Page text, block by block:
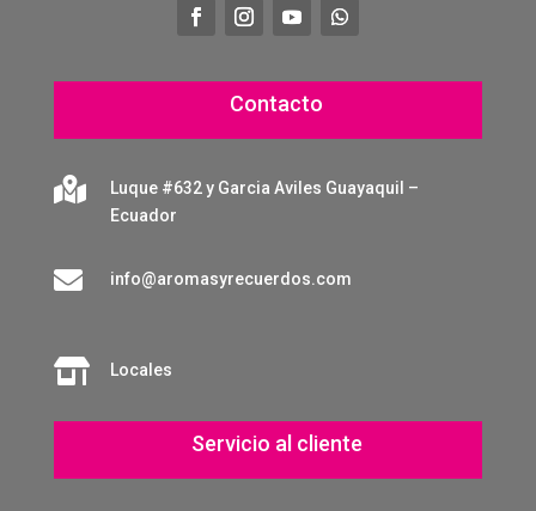
Contacto

Luque #632 y Garcia Aviles Guayaquil –
Ecuador
 info@aromasyrecuerdos.com
 Locales
Servicio al cliente